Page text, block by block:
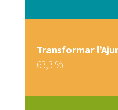
Transformar
63,3 %